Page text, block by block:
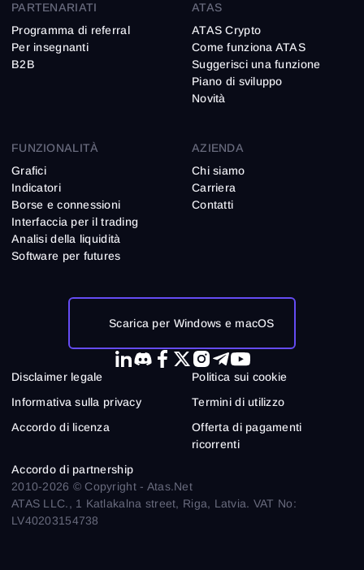
FUNZIONALITÀ
Grafici
Indicatori
Borse e connessioni
Interfaccia per il trading
Analisi della liquidità
Software per futures
PARTENARIATI
Programma di referral
Per insegnanti
B2B
ATAS
ATAS Crypto
Come funziona ATAS
Suggerisci una funzione
Piano di sviluppo
Novità
AZIENDA
Chi siamo
Carriera
Contatti
Scarica per Windows e macOS
2010-2026 © Copyright - Atas.Net
ATAS LLC., 1 Katlakalna street, Riga, Latvia. VAT No:
LV40203154738
Disclaimer legale
Politica sui cookie
Informativa sulla privacy
Termini di utilizzo
Accordo di licenza
Offerta di pagamenti
ricorrenti
Accordo di partnership